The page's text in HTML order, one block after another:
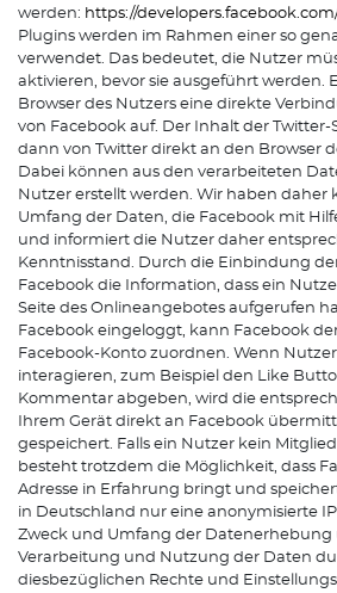
werden: https://
Plugins werden im Rahmen einer so
verwendet. Das bedeutet, die Nutzer
aktivieren, bevor sie ausgeführt werden.
Browser des Nutzers eine direkte
von Facebook auf. Der Inhalt der Twitter-
dann von Twitter direkt an den Browser
Dabei können aus den verarbeiteten
Nutzer erstellt werden. Wir haben daher
Umfang der Daten, die Facebook mit
und informiert die Nutzer daher
Kenntnisstand. Durch die Einbindung
Facebook die Information, dass ein
Seite des Onlineangebotes aufgerufen
Facebook eingeloggt, kann Facebook
Facebook-Konto zuordnen. Wenn
interagieren, zum Beispiel den Like
Kommentar abgeben, wird die
Ihrem Gerät direkt an Facebook
gespeichert. Falls ein Nutzer kein
besteht trotzdem die Möglichkeit, dass
Adresse in Erfahrung bringt und
in Deutschland nur eine anonymisierte
Zweck und Umfang der Datenerhebung
Verarbeitung und Nutzung der Daten
diesbezüglichen Rechte und